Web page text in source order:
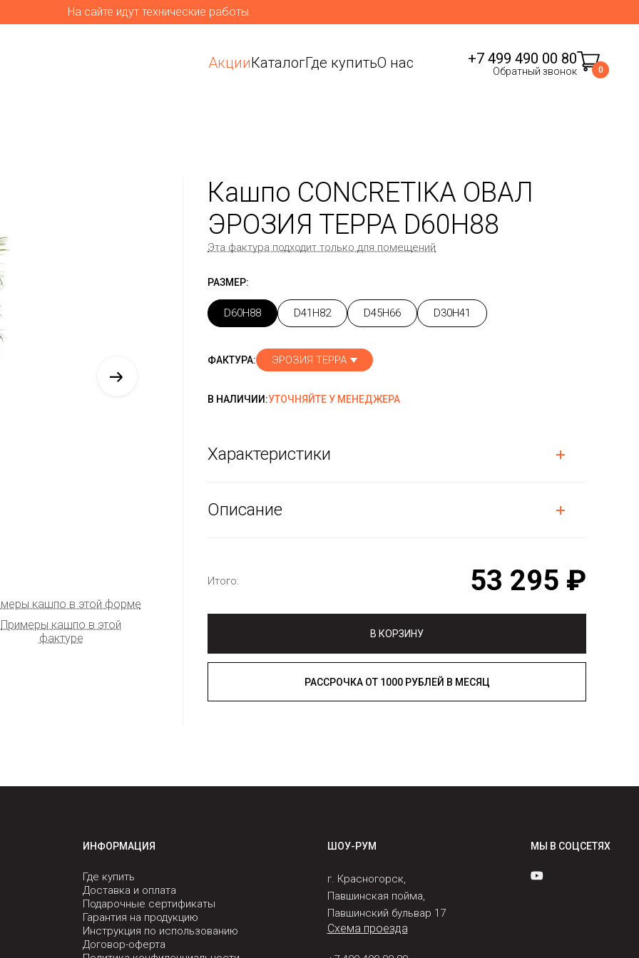
На сайте идут технические работы.
АкцииКаталогГде купитьО нас +7 499 490 00 80
Обратный звонок 0
кашпо в этой форме
Примеры кашпо в этой
фактуре
Кашпо CONCRETIKA ОВАЛ
ЭРОЗИЯ ТЕРРА D60H88
Эта фактура подходит только для помещений
РАЗМЕР:
D60H88 D41H82 D45H66 D30H41
ФАКТУРА: ЭРОЗИЯ ТЕРРА
В НАЛИЧИИ:УТОЧНЯЙТЕ У МЕНЕДЖЕРА
Характеристики
Описание
Итого: 53 295 ₽
В КОРЗИНУ
РАССРОЧКА ОТ 1000 РУБЛЕЙ В МЕСЯЦ
ИНФОРМАЦИЯ
Где купить
Доставка и оплата
Подарочные сертификаты
Гарантия на продукцию
Инструкция по использованию
Договор-оферта
ШОУ-РУМ
г. Красногорск,
Павшинская пойма,
Павшинский бульвар 17
Схема проезда
МЫ В СОЦСЕТЯХ